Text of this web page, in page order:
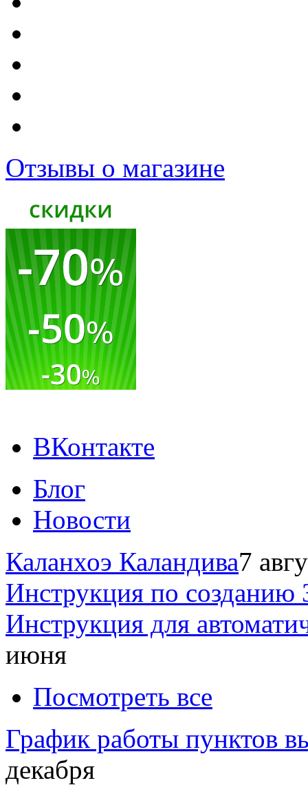
Отзывы о магазине
ВКонтакте
Блог
Новости
Каланхоэ Каландива7
Инструкция по созданию
Инструкция для
июня
Посмотреть все
График работы пунктов
декабря